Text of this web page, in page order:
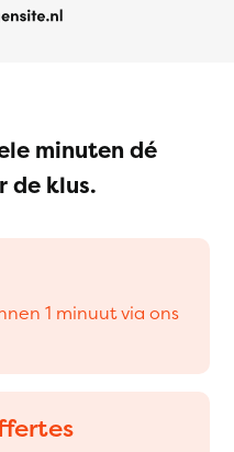
minuten dé
de klus.
1 minuut via ons